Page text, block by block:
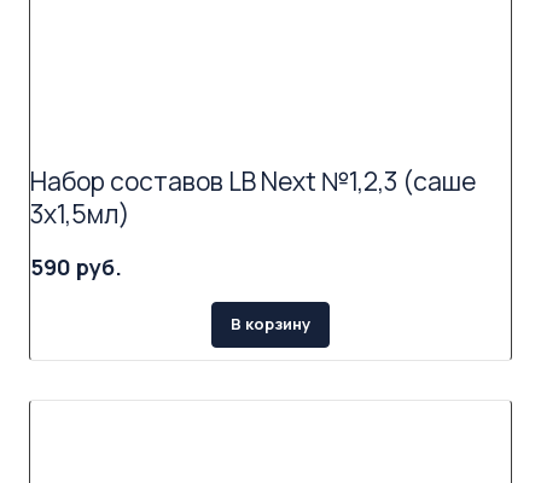
Набор составов LB Next №1,2,3 (саше
3х1,5мл)
590 руб.
В корзину